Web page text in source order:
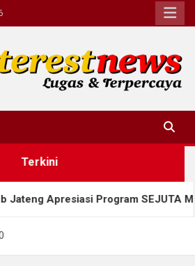
Terkini
Apresiasi Program SEJUTA MIJEL,